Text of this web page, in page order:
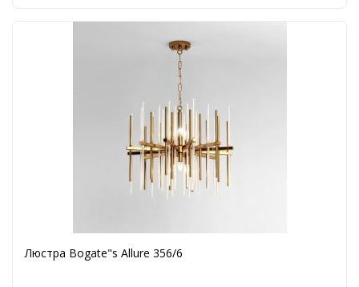
Люстра Bogate"s Allure 356/6